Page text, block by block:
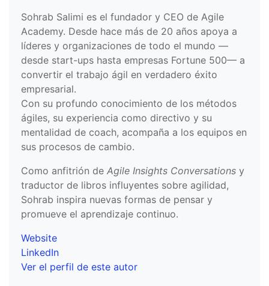
Sohrab Salimi es el fundador y CEO de Agile
Academy. Desde hace más de 20 años apoya a
líderes y organizaciones de todo el mundo —
desde start-ups hasta empresas Fortune 500— a
convertir el trabajo ágil en verdadero éxito
empresarial.
Con su profundo conocimiento de los métodos
ágiles, su experiencia como directivo y su
mentalidad de coach, acompaña a los equipos en
sus procesos de cambio.
Como anfitrión de Agile Insights Conversations y
traductor de libros influyentes sobre agilidad,
Sohrab inspira nuevas formas de pensar y
promueve el aprendizaje continuo.
Website
LinkedIn
Ver el perfil de este autor